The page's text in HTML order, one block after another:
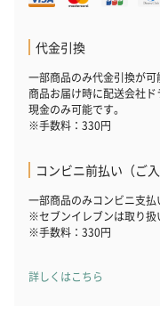
紅茶・コーヒー・スイー
代金引換
一部商品のみ代金引換が可
商品お届け時に配送会社
現金のみ可能です。
※手数料：330円
コンビニ前払い（ご
一部商品のみコンビニ支払
※セブンイレブンは取り扱
※手数料：330円
詳しくはこちら